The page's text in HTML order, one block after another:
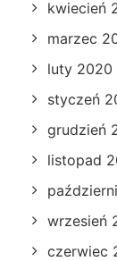
kwiecień
marzec
luty 2020
styczeń
grudzień
listopad
wrzesień
czerwiec